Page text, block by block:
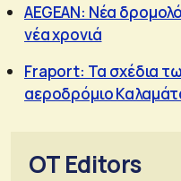
AEGEAN: Νέα
νέα χρονιά
Fraport: Τα σχέδια
αεροδρόμιο
OT Editors